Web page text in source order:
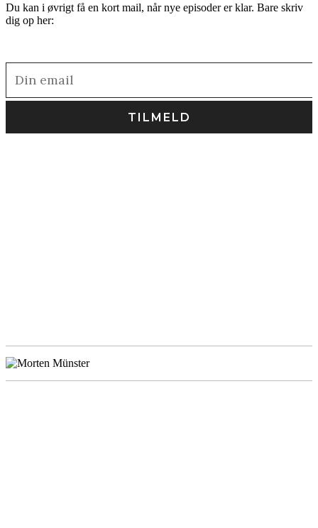
Du kan i øvrigt få en kort mail, når nye episoder er klar. Bare skriv
dig op her: